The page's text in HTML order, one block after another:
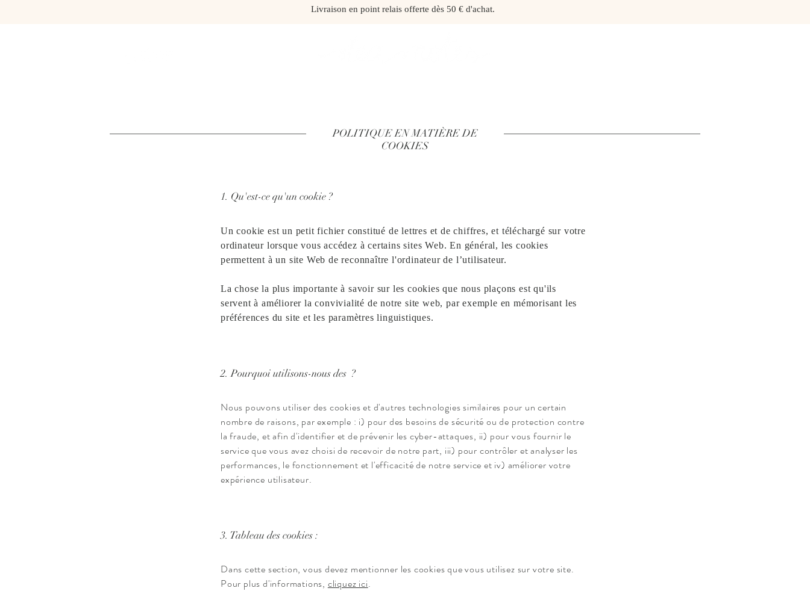
Livraison en point relais offerte dès 50 € d'achat.
POLITIQUE EN MATIÈRE DE
COOKIES
1. Qu'est-ce qu'un cookie ?
Un cookie est un petit fichier constitué de lettres et de chiffres, et téléchargé sur votre
ordinateur lorsque vous accédez à certains sites Web. En général, les cookies
permettent à un site Web de reconnaître l'ordinateur de l’utilisateur.
La chose la plus importante à savoir sur les cookies que nous plaçons est qu'ils
servent à améliorer la convivialité de notre site web, par exemple en mémorisant les
préférences du site et les paramètres linguistiques.
2. Pourquoi utilisons-nous des ?
Nous pouvons utiliser des cookies et d'autres technologies similaires pour un certain
nombre de raisons, par exemple : i) pour des besoins de sécurité ou de protection contre
la fraude, et afin d'identifier et de prévenir les cyber-attaques, ii) pour vous fournir le
service que vous avez choisi de recevoir de notre part, iii) pour contrôler et analyser les
performances, le fonctionnement et l'efficacité de notre service et iv) améliorer votre
expérience utilisateur.
3. Tableau des cookies :
Dans cette section, vous devez mentionner les cookies que vous utilisez sur votre site.
Pour plus d'informations, cliquez ici.